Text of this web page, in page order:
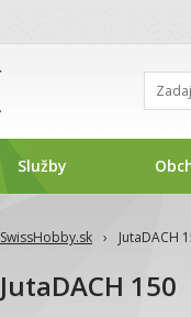
SwissHobby.sk › JutaDACH
JutaDACH 150
Služby